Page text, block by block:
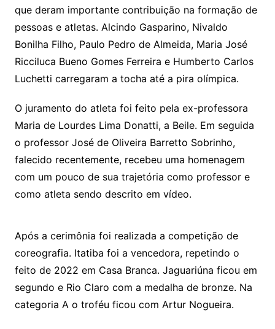
que deram importante contribuição na formação de
pessoas e atletas. Alcindo Gasparino, Nivaldo
Bonilha Filho, Paulo Pedro de Almeida, Maria José
Ricciluca Bueno Gomes Ferreira e Humberto Carlos
Luchetti carregaram a tocha até a pira olímpica.
O juramento do atleta foi feito pela ex-professora
Maria de Lourdes Lima Donatti, a Beile. Em seguida
o professor José de Oliveira Barretto Sobrinho,
falecido recentemente, recebeu uma homenagem
com um pouco de sua trajetória como professor e
como atleta sendo descrito em vídeo.
Após a cerimônia foi realizada a competição de
coreografia. Itatiba foi a vencedora, repetindo o
feito de 2022 em Casa Branca. Jaguariúna ficou em
segundo e Rio Claro com a medalha de bronze. Na
categoria A o troféu ficou com Artur Nogueira.